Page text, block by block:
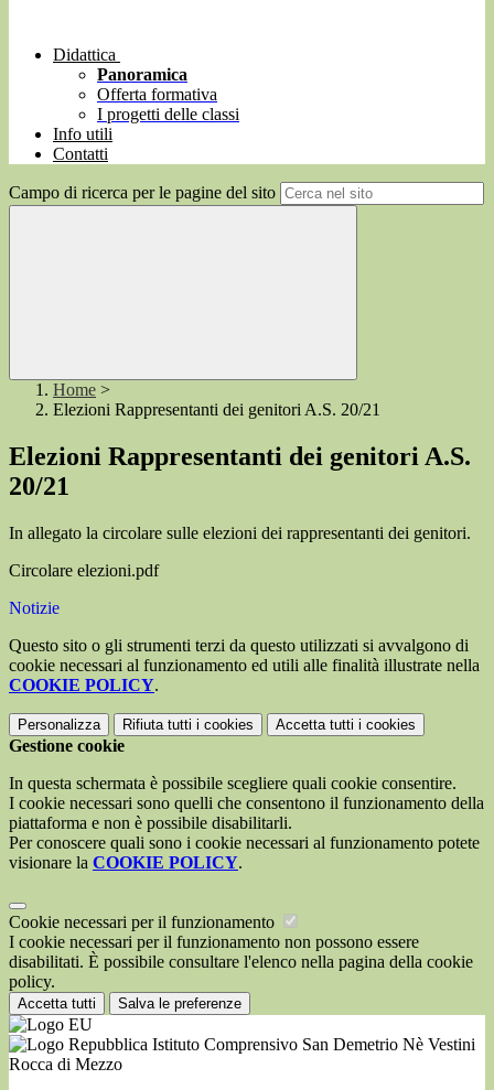
Didattica
Panoramica
Offerta formativa
I progetti delle classi
Info utili
Contatti
Campo di ricerca per le pagine del sito
Home >
Elezioni Rappresentanti dei genitori A.S. 20/21
Elezioni Rappresentanti dei genitori A.S.
20/21
In allegato la circolare sulle elezioni dei rappresentanti dei genitori.
Circolare elezioni.pdf
Notizie
Questo sito o gli strumenti terzi da questo utilizzati si avvalgono di
cookie necessari al funzionamento ed utili alle finalità illustrate nella
COOKIE POLICY.
Personalizza Rifiuta tutti i cookies Accetta tutti i cookies
Gestione cookie
In questa schermata è possibile scegliere quali cookie consentire.
I cookie necessari sono quelli che consentono il funzionamento della
piattaforma e non è possibile disabilitarli.
Per conoscere quali sono i cookie necessari al funzionamento potete
visionare la COOKIE POLICY.
Cookie necessari per il funzionamento
I cookie necessari per il funzionamento non possono essere
disabilitati. È possibile consultare l'elenco nella pagina della cookie
policy.
Accetta tutti Salva le preferenze
Istituto Comprensivo San Demetrio Nè Vestini
Rocca di Mezzo